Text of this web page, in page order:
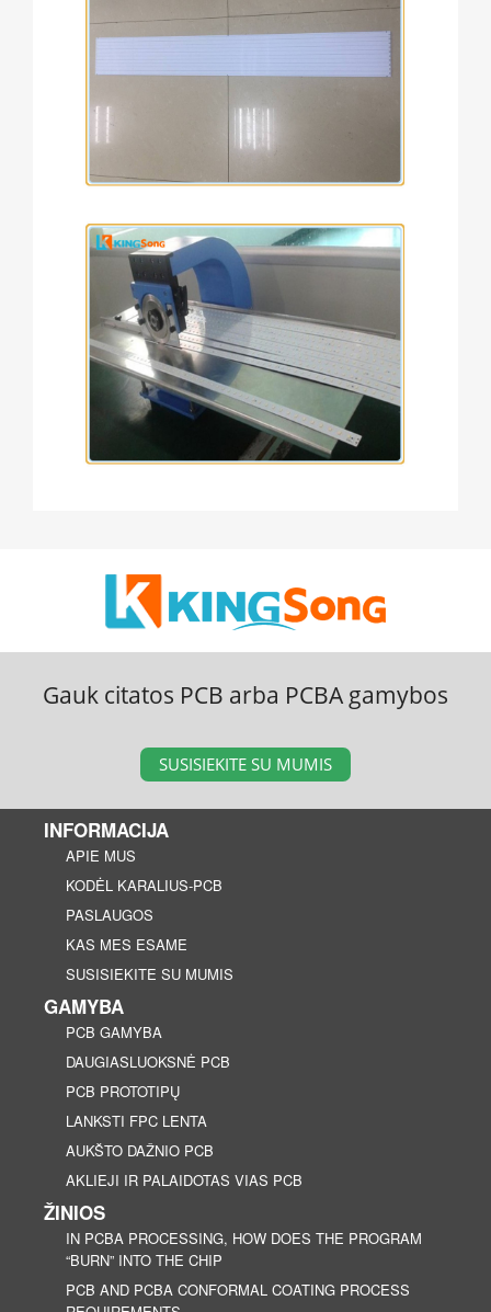
Gauk citatos PCB arba PCBA gamybos
SUSISIEKITE SU MUMIS
INFORMACIJA
APIE MUS
KODĖL KARALIUS-PCB
PASLAUGOS
KAS MES ESAME
SUSISIEKITE SU MUMIS
GAMYBA
PCB GAMYBA
DAUGIASLUOKSNĖ PCB
PCB PROTOTIPŲ
LANKSTI FPC LENTA
AUKŠTO DAŽNIO PCB
AKLIEJI IR PALAIDOTAS VIAS PCB
ŽINIOS
IN PCBA PROCESSING, HOW DOES THE PROGRAM
“BURN” INTO THE CHIP
PCB AND PCBA CONFORMAL COATING PROCESS